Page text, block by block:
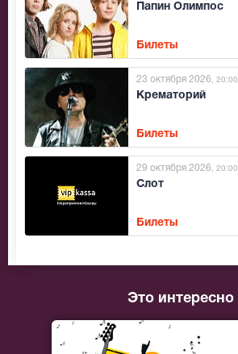
Папин Олимпос
Билеты
Крематорий
23 октября 2026 , 20:00
Билеты
Слот
29 октября 2026 , 20:00
Билеты
Это интересно